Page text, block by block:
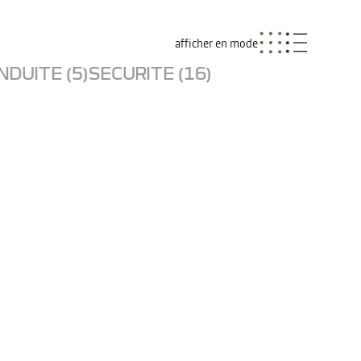
afficher en mode
(5)SECURITE (16)